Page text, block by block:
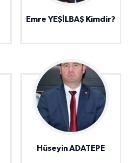
Emre YEŞİLBAŞ Kimdir?
Hüseyin ADATEPE